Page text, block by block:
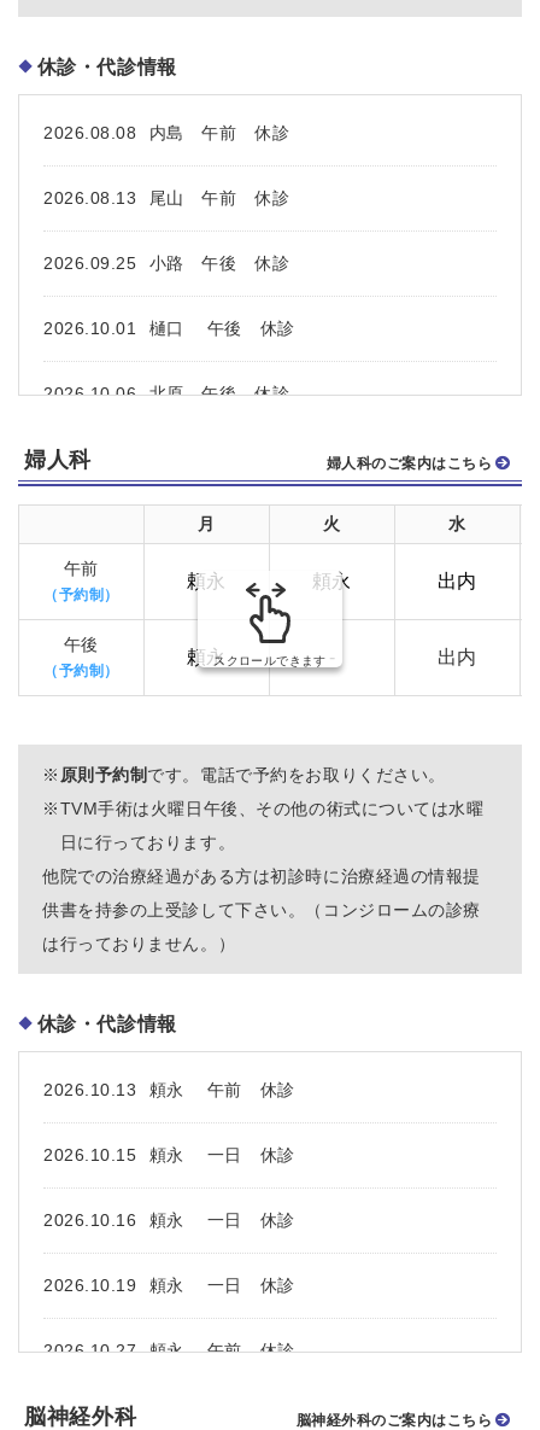
休診・代診情報
2026.08.08 内島 午前 休診
2026.08.13 尾山 午前 休診
2026.09.25 小路 午後 休診
2026.10.01 樋口 午後 休診
2026.10.06 北原 午後 休診
2026.10.07
小路 午後 休診
2026.11.27 小路 午後 休診
婦人科 婦人科のご案内はこちら
月 火 水
午前
（予約制）
頼永 頼永 出内
午後
（予約制）
頼永 - 出内
スクロールできます
※ 原則予約制 です。電話で予約をお取りください。
※TVM手術は火曜日午後、その他の術式については水曜
日に行っております。
他院での治療経過がある方は初診時に治療経過の情報提
供書を持参の上受診して下さい。（コンジロームの診療
は行っておりません。）
休診・代診情報
2026.10.13 頼永 午前 休診
2026.10.15 頼永 一日 休診
2026.10.16 頼永 一日 休診
2026.10.19 頼永 一日 休診
2026.10.27 頼永 午前 休診
2026.11.11
脳神経外科 脳神経外科のご案内はこちら